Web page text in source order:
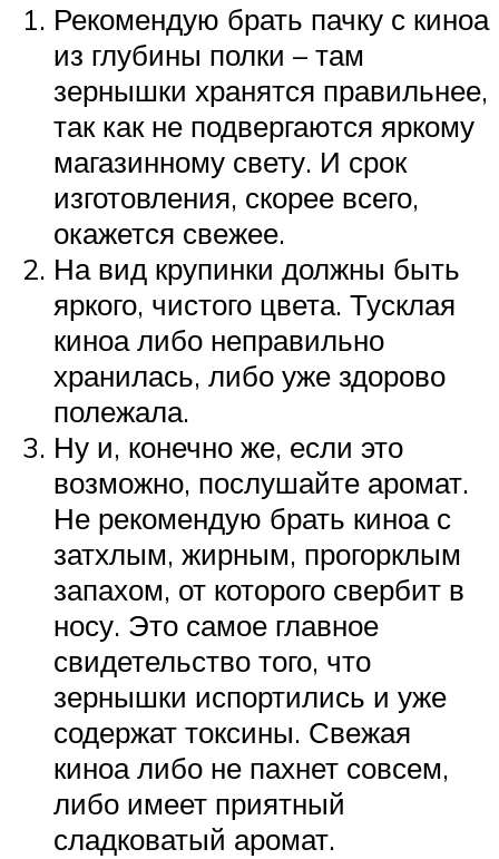
Рекомендую брать пачку с киноа
из глубины полки – там
зернышки хранятся правильнее,
так как не подвергаются яркому
магазинному свету. И срок
изготовления, скорее всего,
окажется свежее.
На вид крупинки должны быть
яркого, чистого цвета. Тусклая
киноа либо неправильно
хранилась, либо уже здорово
полежала.
Ну и, конечно же, если это
возможно, послушайте аромат.
Не рекомендую брать киноа с
затхлым, жирным, прогорклым
запахом, от которого свербит в
носу. Это самое главное
свидетельство того, что
зернышки испортились и уже
содержат токсины. Свежая
киноа либо не пахнет совсем,
либо имеет приятный
сладковатый аромат.